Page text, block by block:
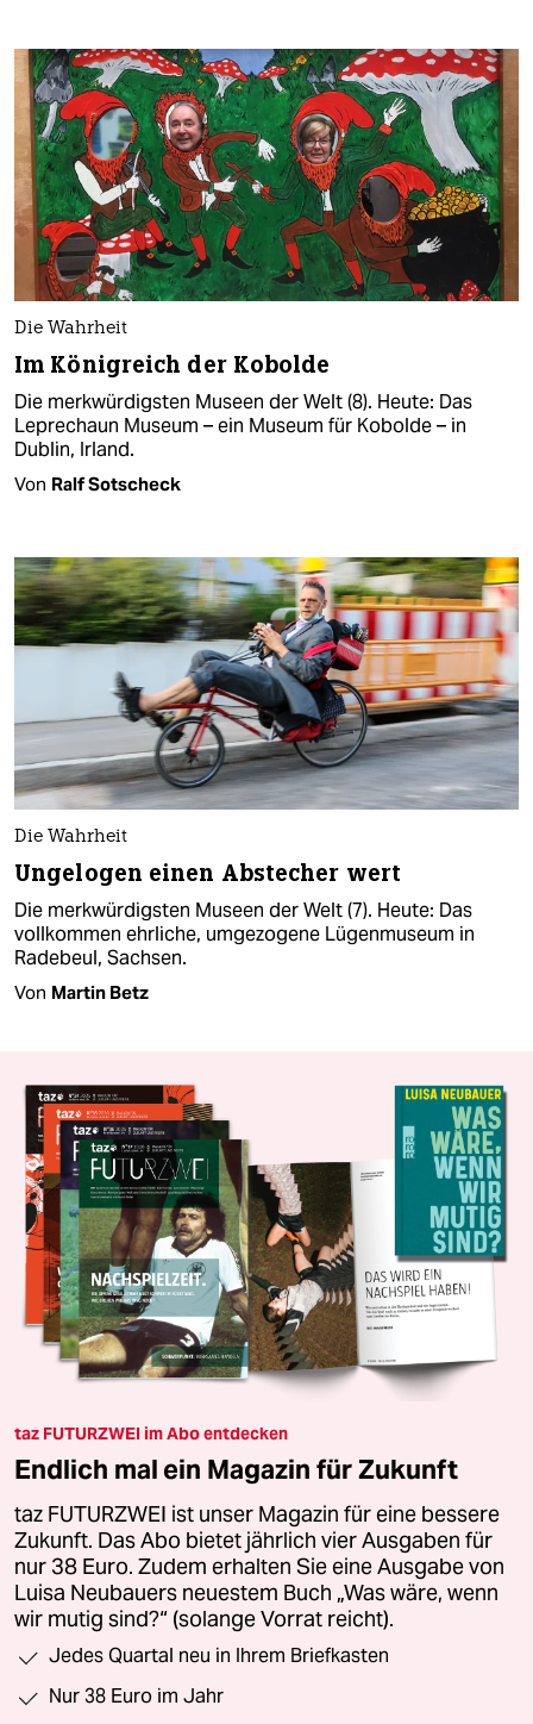
Die Wahrheit
Im Königreich der Kobolde
Die merkwürdigsten Museen der Welt (8). Heute: Das
Leprechaun Museum – ein Museum für Kobolde – in
Dublin, Irland.
Von Ralf Sotscheck
Die Wahrheit
Ungelogen einen Abstecher wert
Die merkwürdigsten Museen der Welt (7). Heute: Das
vollkommen ehrliche, umgezogene Lügenmuseum in
Radebeul, Sachsen.
Von Martin Betz
taz FUTURZWEI im Abo entdecken
Endlich mal ein Magazin für Zukunft
taz FUTURZWEI ist unser Magazin für eine bessere
Zukunft. Das Abo bietet jährlich vier Ausgaben für
nur 38 Euro. Zudem erhalten Sie eine Ausgabe von
Luisa Neubauers neuestem Buch „Was wäre, wenn
wir mutig sind?“ (solange Vorrat reicht).
Jedes Quartal neu in Ihrem Briefkasten
Nur 38 Euro im Jahr